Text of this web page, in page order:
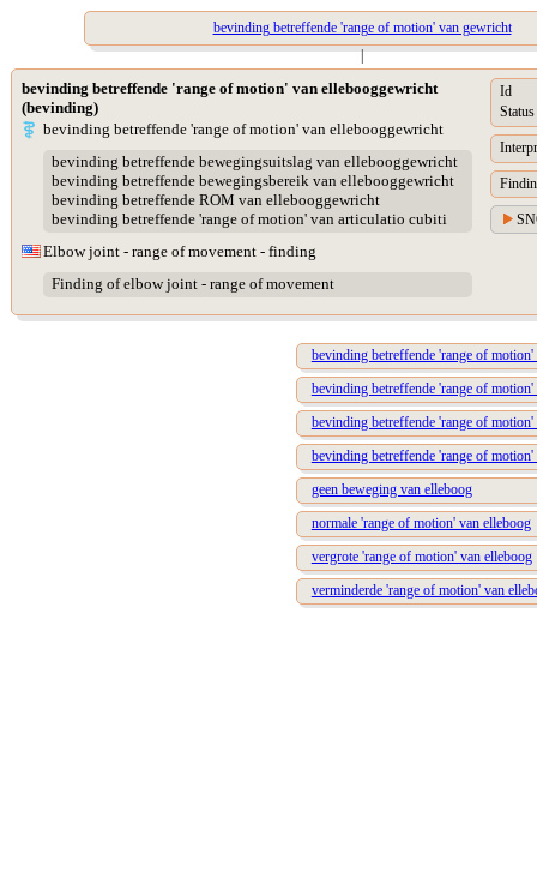
bevinding betreffende 'range of motion' van gewricht
|
bevinding betreffende 'range of motion' van ellebooggewricht
(bevinding)
bevinding betreffende 'range of motion' van ellebooggewricht
bevinding betreffende bewegingsuitslag van ellebooggewricht
bevinding betreffende bewegingsbereik van ellebooggewricht
bevinding betreffende ROM van ellebooggewricht
bevinding betreffende 'range of motion' van articulatio cubiti
Elbow joint - range of movement - finding
Finding of elbow joint - range of movement
Id
Status
bevinding betreffende 'range of
bevinding betreffende 'range of
bevinding betreffende 'range of
bevinding betreffende 'range of
geen beweging van elleboog
normale 'range of motion' van elleboog
vergrote 'range of motion' van elleboog
verminderde 'range of motion' van